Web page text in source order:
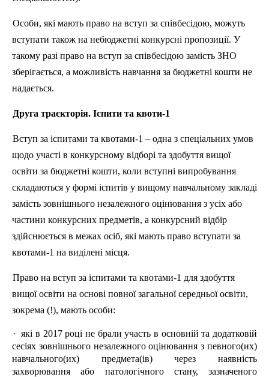
Особи, які мають право на вступ за співбесідою, можуть
вступати також на небюджетні конкурсні пропозиції. У
такому разі право на вступ за співбесідою замість ЗНО
зберігається, а можливість навчання за бюджетні кошти не
надається.
Друга траєкторія. Іспити та квоти-1
Вступ за іспитами та квотами-1 – одна з спеціальних умов
щодо участі в конкурсному відборі та здобуття вищої
освіти за бюджетні кошти, коли вступні випробування
складаються у формі іспитів у вищому навчальному закладі
замість зовнішнього незалежного оцінювання з усіх або
частини конкурсних предметів, а конкурсний відбір
здійснюється в межах осіб, які мають право вступати за
квотами-1 на виділені місця.
Право на вступ за іспитами та квотами-1 для здобуття
вищої освіти на основі повної загальної середньої освіти,
зокрема (!), мають особи:
·
які в 2017 році не брали участь в основній та додатковій
сесіях зовнішнього незалежного оцінювання з певного(их)
навчального(их) предмета(ів) через наявність
захворювання або патологічного стану, зазначеного